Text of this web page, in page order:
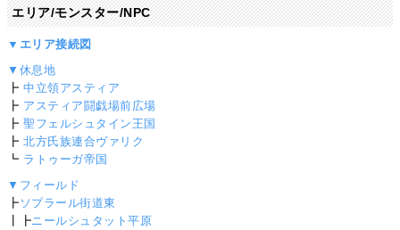
エリア/モンスター/NPC
▼エリア接続図
▼休息地
┣中立領アスティア
┣ アスティア闘戯場前広場
┣聖フェルシュタイン王国
┣北方氏族連合ヴァリク
┗ ラトゥーガ帝国
▼フィールド
┣ ソプラール街道東
┃┣ニールシュタット平原